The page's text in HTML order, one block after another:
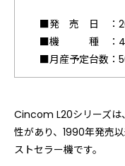
■発 売 日 ：
■機 種 ：4
■月産予定台数：
Cincom L20シリーズは
性があり、1990年発売
ストセラー機です。